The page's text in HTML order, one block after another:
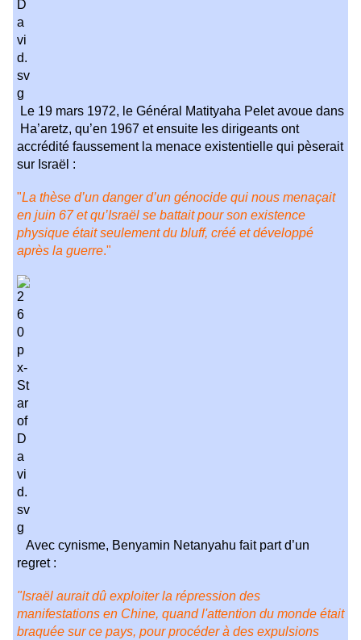
Le 19 mars 1972, le Général Matityaha Pelet avoue dans
Ha’aretz, qu’en 1967 et ensuite les dirigeants ont
accrédité faussement la menace existentielle qui pèserait
sur Israël :
"La thèse d’un danger d’un génocide qui nous menaçait
en juin 67 et qu’Israël se battait pour son existence
physique était seulement du bluff, créé et développé
après la guerre."
Avec cynisme, Benyamin Netanyahu fait part d’un
regret :
"Israël aurait dû exploiter la répression des
manifestations en Chine, quand l'attention du monde était
braquée sur ce pays, pour procéder à des expulsions